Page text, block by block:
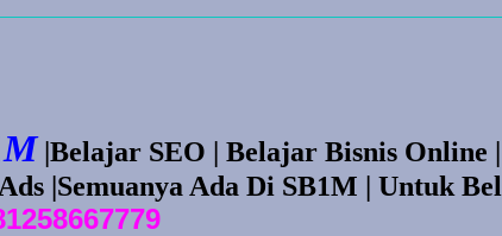
|Belajar SEO | Belajar Bisnis
|Semuanya Ada Di SB1M | Untuk